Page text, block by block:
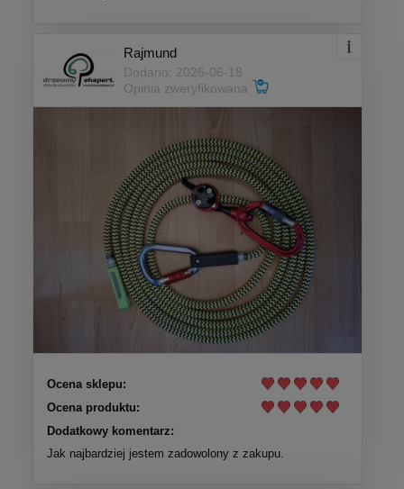
Rajmund
Dodano: 2026-06-18
Opinia zweryfikowana
Ocena sklepu:
Ocena produktu:
Dodatkowy komentarz:
Jak najbardziej jestem zadowolony z zakupu.